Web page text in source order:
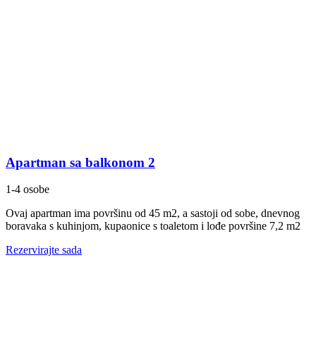
Apartman sa balkonom 2
1-4 osobe
Ovaj apartman ima površinu od 45 m2, a sastoji od sobe, dnevnog
boravaka s kuhinjom, kupaonice s toaletom i lođe površine 7,2 m2
Rezervirajte sada